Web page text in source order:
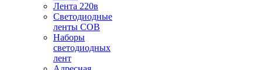
Лента 220в
Светодиодные
ленты COB
Наборы
светодиодных
лент